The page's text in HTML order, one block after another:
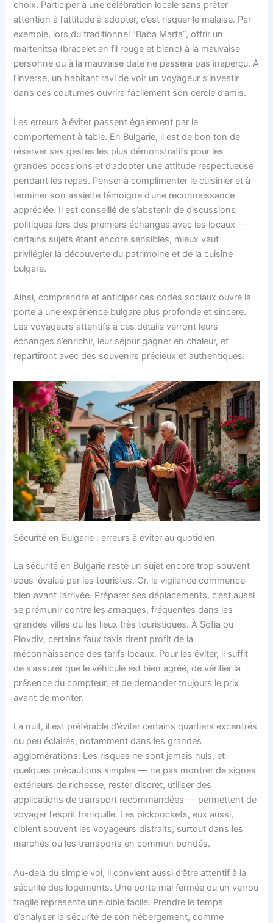
choix. Participer à une célébration locale sans prêter
attention à l’attitude à adopter, c’est risquer le malaise. Par
exemple, lors du traditionnel “Baba Marta”, offrir un
martenitsa (bracelet en fil rouge et blanc) à la mauvaise
personne ou à la mauvaise date ne passera pas inaperçu. À
l’inverse, un habitant ravi de voir un voyageur s’investir
dans ces coutumes ouvrira facilement son cercle d’amis.
Les erreurs à éviter passent également par le
comportement à table. En Bulgarie, il est de bon ton de
réserver ses gestes les plus démonstratifs pour les
grandes occasions et d’adopter une attitude respectueuse
pendant les repas. Penser à complimenter le cuisinier et à
terminer son assiette témoigne d’une reconnaissance
appréciée. Il est conseillé de s’abstenir de discussions
politiques lors des premiers échanges avec les locaux —
certains sujets étant encore sensibles, mieux vaut
privilégier la découverte du patrimoine et de la cuisine
bulgare.
Ainsi, comprendre et anticiper ces codes sociaux ouvre la
porte à une expérience bulgare plus profonde et sincère.
Les voyageurs attentifs à ces détails verront leurs
échanges s’enrichir, leur séjour gagner en chaleur, et
repartiront avec des souvenirs précieux et authentiques.
Sécurité en Bulgarie : erreurs à éviter au quotidien
La sécurité en Bulgarie reste un sujet encore trop souvent
sous-évalué par les touristes. Or, la vigilance commence
bien avant l’arrivée. Préparer ses déplacements, c’est aussi
se prémunir contre les arnaques, fréquentes dans les
grandes villes ou les lieux très touristiques. À Sofia ou
Plovdiv, certains faux taxis tirent profit de la
méconnaissance des tarifs locaux. Pour les éviter, il suffit
de s’assurer que le véhicule est bien agréé, de vérifier la
présence du compteur, et de demander toujours le prix
avant de monter.
La nuit, il est préférable d’éviter certains quartiers excentrés
ou peu éclairés, notamment dans les grandes
agglomérations. Les risques ne sont jamais nuls, et
quelques précautions simples — ne pas montrer de signes
extérieurs de richesse, rester discret, utiliser des
applications de transport recommandées — permettent de
voyager l’esprit tranquille. Les pickpockets, eux aussi,
ciblent souvent les voyageurs distraits, surtout dans les
marchés ou les transports en commun bondés.
Au-delà du simple vol, il convient aussi d’être attentif à la
sécurité des logements. Une porte mal fermée ou un verrou
fragile représente une cible facile. Prendre le temps
d’analyser la sécurité de son hébergement, comme